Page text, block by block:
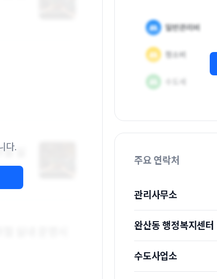
다.
주요 연락처
관리사무소
완산동 행정복지센터
수도사업소